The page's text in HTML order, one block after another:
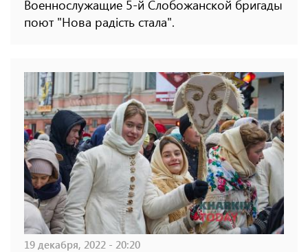
Военнослужащие 5-й Слобожанской бригады
поют "Нова радість стала".
19 декабря, 2022 - 20:20